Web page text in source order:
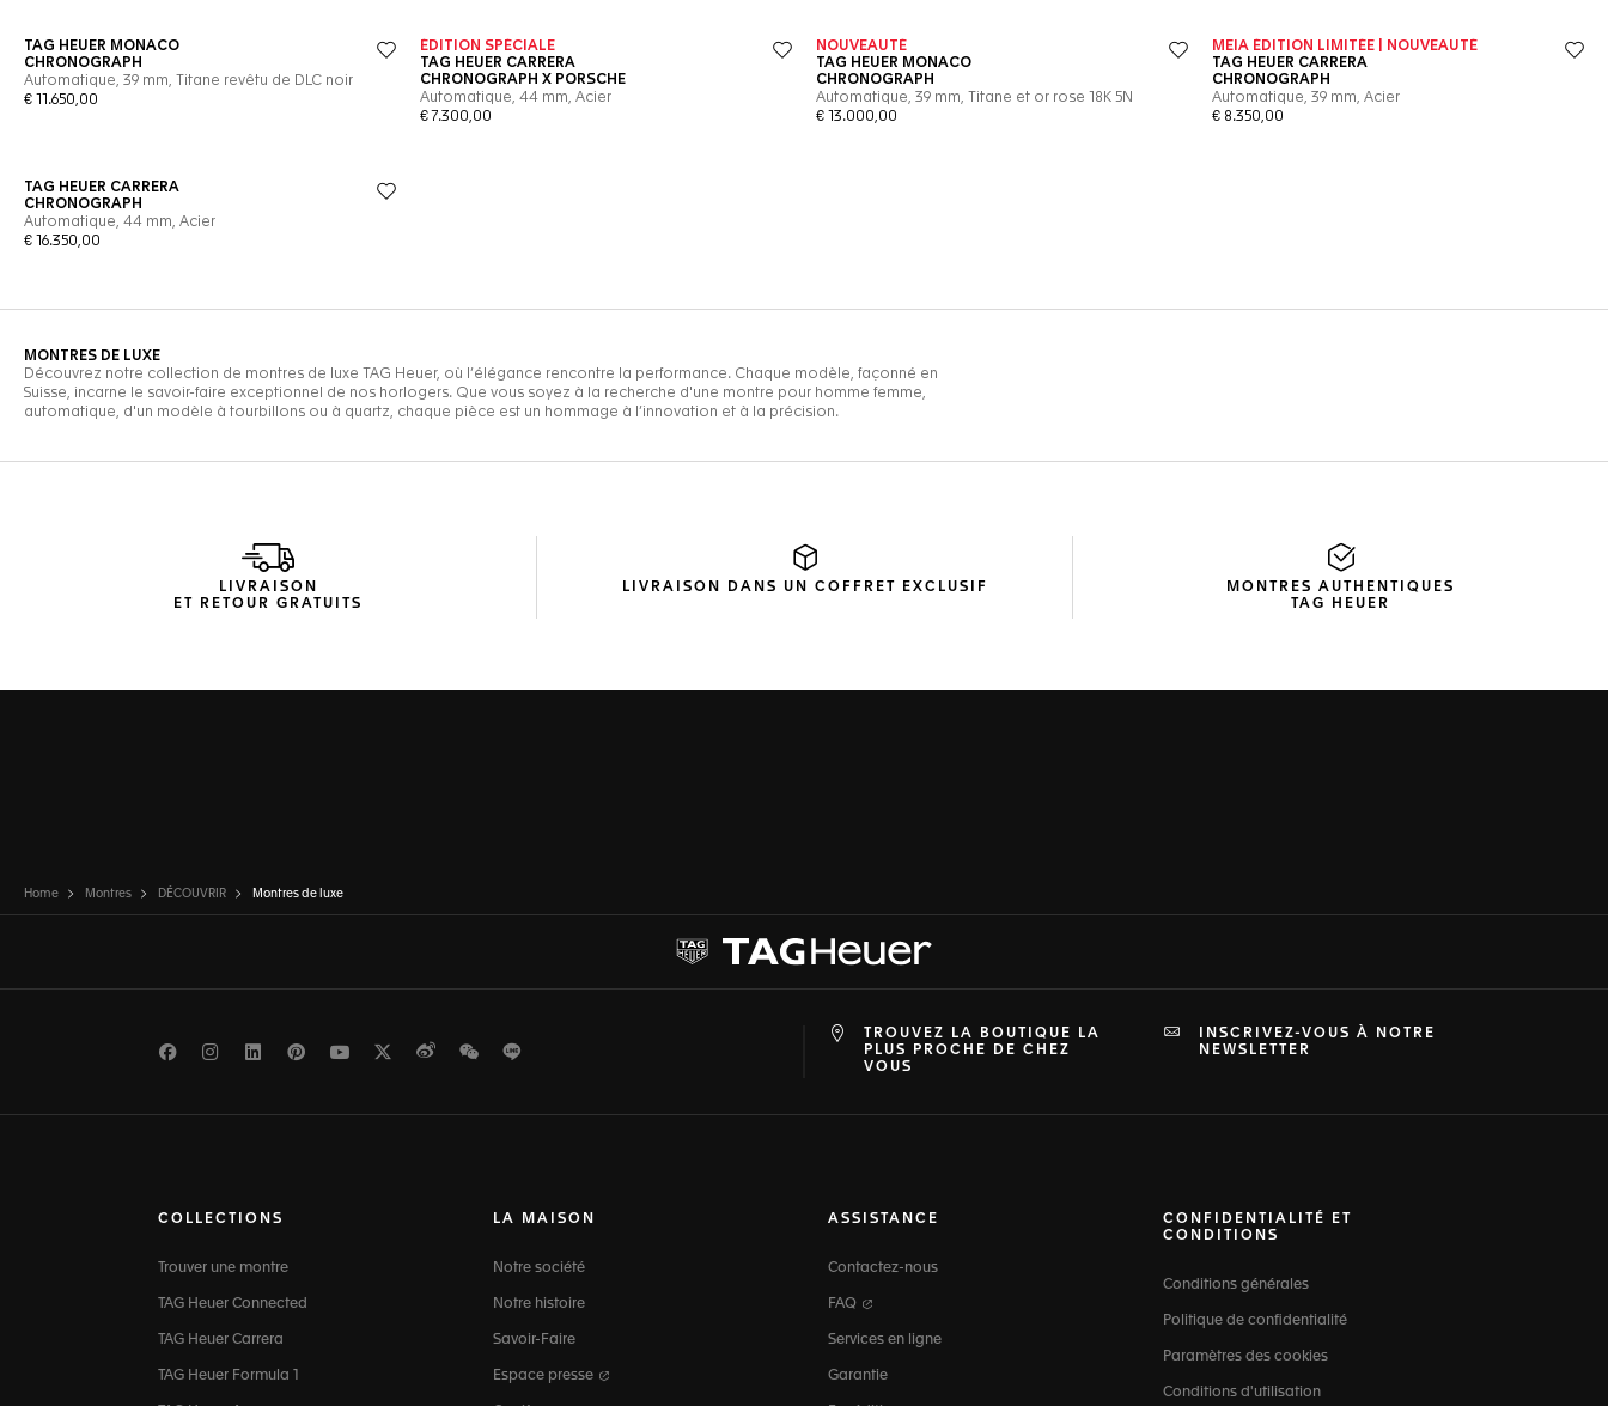
LIVRAISON
ET RETOUR GRATUITS
LIVRAISON DANS UN COFFRET EXCLUSIF
MONTRES AUTHENTIQUES
TAG HEUER
Home Montres DÉCOUVRIR Montres de luxe
FacebookInstagramLinkedInPinterest
Youtube
TwitterWeiboWeChat
TROUVEZ LA BOUTIQUE LA
PLUS PROCHE DE CHEZ
VOUS
INSCRIVEZ-VOUS À NOTRE
NEWSLETTER
COLLECTIONS
Trouver une montre
TAG Heuer Connected
TAG Heuer Carrera
TAG Heuer Formula 1
LA MAISON
Notre société
Notre histoire
Savoir-Faire
Espace presse
ASSISTANCE
Contactez-nous
FAQ
Services en ligne
Garantie
CONFIDENTIALITÉ ET
CONDITIONS
Conditions générales
Politique de confidentialité
Paramètres des cookies
Conditions d'utilisation